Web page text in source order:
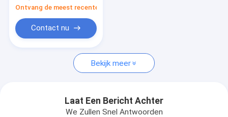
ActivEdge ID-
Ontvang de meest recente Prijs
Contact nu
Bekijk meer
Laat Een Bericht Achter
We Zullen Snel Antwoorden